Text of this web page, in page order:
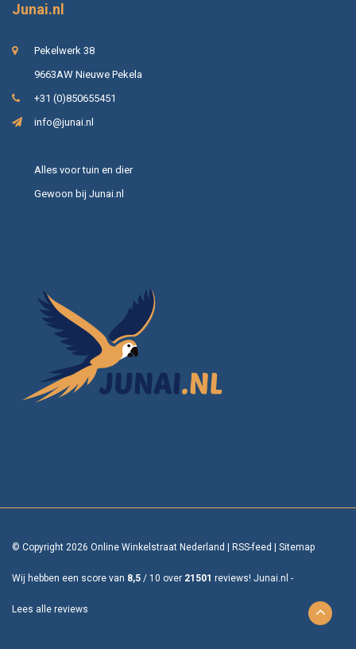
Junai.nl
Pekelwerk 38
9663AW Nieuwe Pekela
+31 (0)850655451
info@junai.nl
Alles voor tuin en dier
Gewoon bij Junai.nl
© Copyright 2026 Online Winkelstraat Nederland RSS-feed Sitemap
Wij hebben een score van 8,5 / 10 over 21501 reviews! Junai.nl -
Lees alle reviews